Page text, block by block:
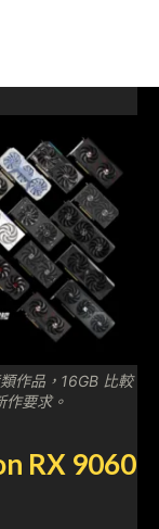
作品，16GB 比較
作要求。
RX 9060